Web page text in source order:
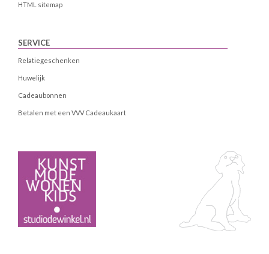
HTML sitemap
SERVICE
Relatiegeschenken
Huwelijk
Cadeaubonnen
Betalen met een VVV Cadeaukaart